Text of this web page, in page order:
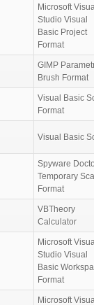
Microsoft
Studio Visual
Basic Project
Format
GIMP
Brush Format
Visual Basic
Format
Visual Basic
Spyware
Temporary
Format
VBTheory
Calculator
Microsoft
Studio Visual
Basic
Format
Microsoft